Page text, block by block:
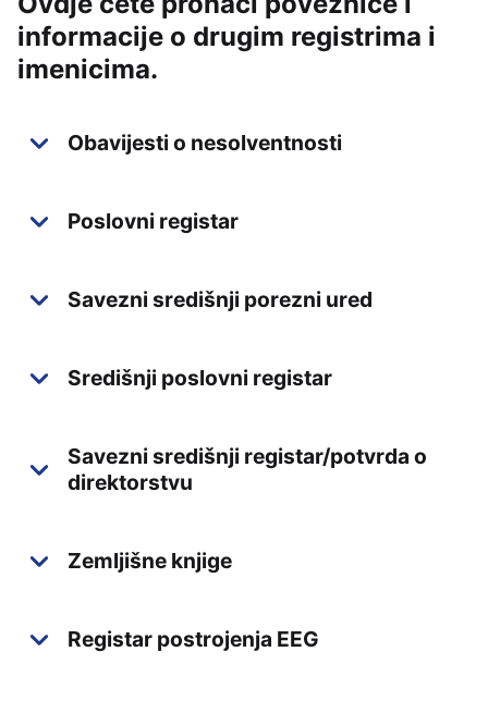
informacije o drugim registrima i
imenicima.
Obavijesti o nesolventnosti
Poslovni registar
Savezni središnji porezni ured
Središnji poslovni registar
Savezni središnji registar/potvrda o
direktorstvu
Zemljišne knjige
Registar postrojenja EEG